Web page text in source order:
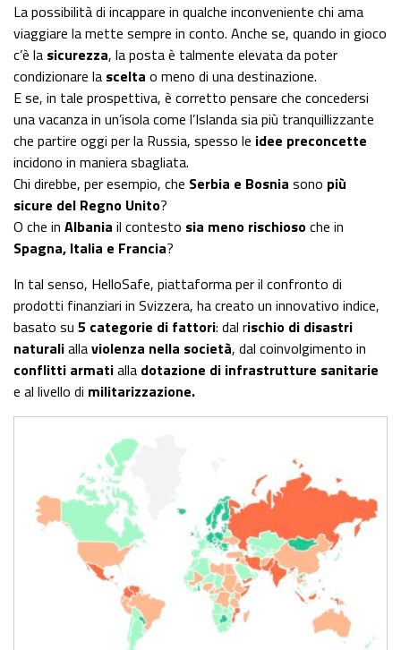
La possibilità di incappare in qualche inconveniente chi ama
viaggiare la mette sempre in conto. Anche se, quando in gioco
c’è la sicurezza, la posta è talmente elevata da poter
condizionare la scelta o meno di una destinazione.
E se, in tale prospettiva, è corretto pensare che concedersi
una vacanza in un’isola come l’Islanda sia più tranquillizzante
che partire oggi per la Russia, spesso le idee preconcette
incidono in maniera sbagliata.
Chi direbbe, per esempio, che Serbia e Bosnia sono più
sicure del Regno Unito?
O che in Albania il contesto sia meno rischiosoche in
Spagna, Italia e Francia?
In tal senso, HelloSafe, piattaforma per il confronto di
prodotti finanziari in Svizzera, ha creato un innovativo indice,
basato su 5 categorie di fattori: dal rischio di disastri
naturaliallaviolenza nella società, dal coinvolgimento in
conflitti armatialla dotazione di infrastrutture sanitarie
e al livello di militarizzazione.